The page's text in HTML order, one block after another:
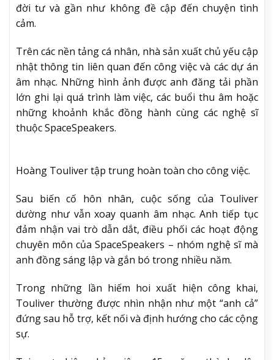
đời tư và gần như không đề cập đến chuyện tình
cảm.
Trên các nền tảng cá nhân, nhà sản xuất chủ yếu cập
nhật thông tin liên quan đến công việc và các dự án
âm nhạc. Những hình ảnh được anh đăng tải phần
lớn ghi lại quá trình làm việc, các buổi thu âm hoặc
những khoảnh khắc đồng hành cùng các nghệ sĩ
thuộc SpaceSpeakers.
Hoàng Touliver tập trung hoàn toàn cho công việc.
Sau biến cố hôn nhân, cuộc sống của Touliver
dường như vẫn xoay quanh âm nhạc. Anh tiếp tục
đảm nhận vai trò dẫn dắt, điều phối các hoạt động
chuyên môn của SpaceSpeakers – nhóm nghệ sĩ mà
anh đồng sáng lập và gắn bó trong nhiều năm.
Trong những lần hiếm hoi xuất hiện công khai,
Touliver thường được nhìn nhận như một “anh cả”
đứng sau hỗ trợ, kết nối và định hướng cho các cộng
sự.